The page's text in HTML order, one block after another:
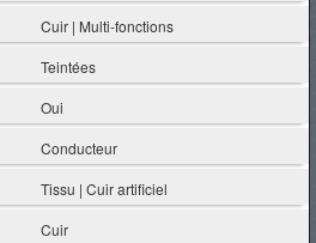
Cuir | Multi-fonctions
Teintées
Oui
Conducteur
Tissu | Cuir artificiel
Cuir